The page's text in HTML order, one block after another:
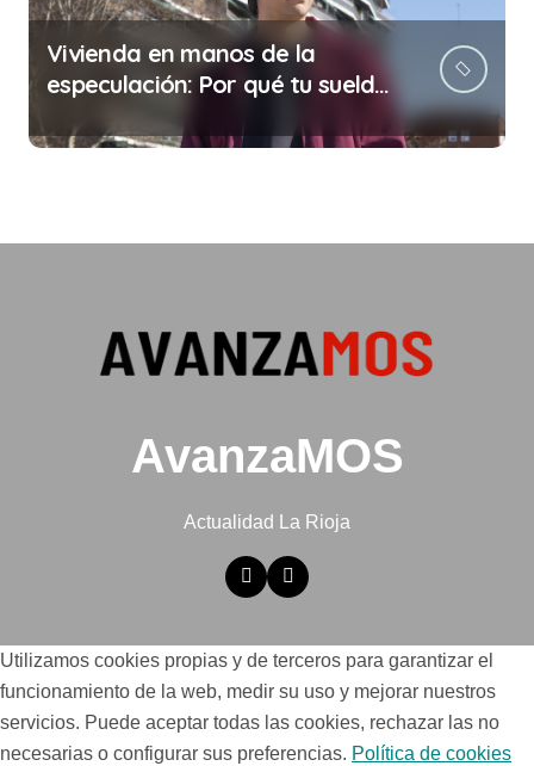
Vivienda en manos de la
especulación: Por qué tu sueldo
AvanzaMOS
Actualidad La Rioja
Utilizamos cookies propias y de terceros para garantizar el
funcionamiento de la web, medir su uso y mejorar nuestros
servicios. Puede aceptar todas las cookies, rechazar las no
necesarias o configurar sus preferencias. Política de cookies